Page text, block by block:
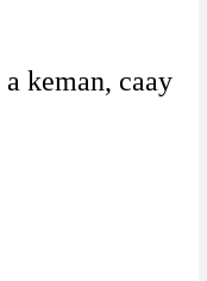
a keman, caay